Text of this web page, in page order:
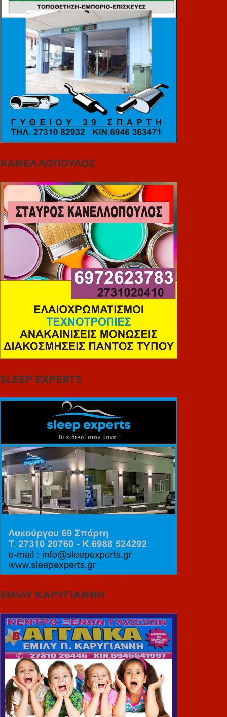
ΚΑΝΕΛΛΟΠΟΥΛΟΣ
SLEEP EXPERTS
ΕΜΙΛΥ ΚΑΡΥΓΙΑΝΝΗ